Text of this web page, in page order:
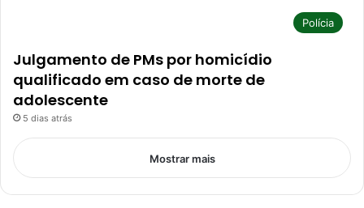
Polícia
Julgamento de PMs por homicídio
qualificado em caso de morte de
adolescente
5 dias atrás
Mostrar mais